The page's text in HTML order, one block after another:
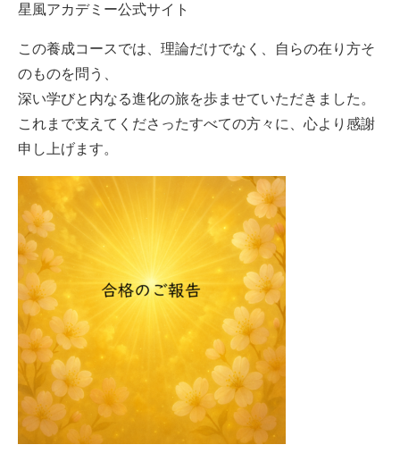
星風アカデミー公式サイト
この養成コースでは、理論だけでなく、自らの在り方そ
のものを問う、
深い学びと内なる進化の旅を歩ませていただきました。
これまで支えてくださったすべての方々に、心より感謝
申し上げます。